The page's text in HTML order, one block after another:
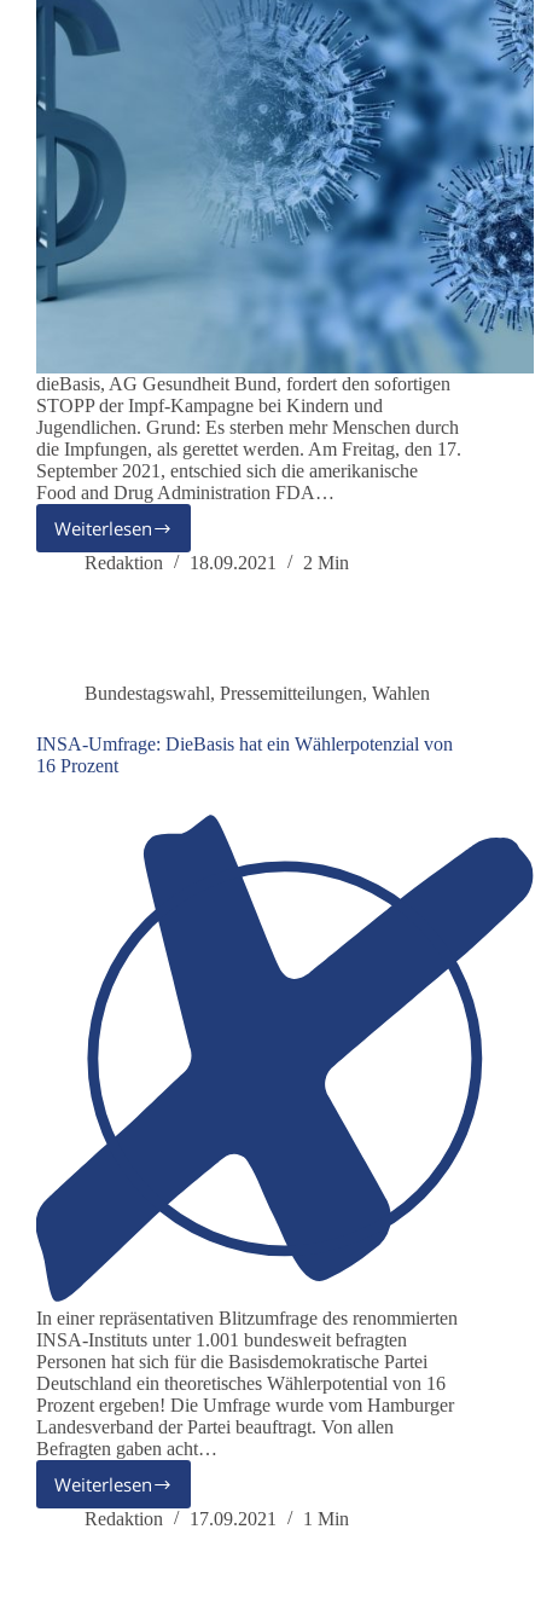
dieBasis, AG Gesundheit Bund, fordert den sofortigen
STOPP der Impf-Kampagne bei Kindern und
Jugendlichen. Grund: Es sterben mehr Menschen durch
die Impfungen, als gerettet werden. Am Freitag, den 17.
September 2021, entschied sich die amerikanische
Food and Drug Administration FDA…
Weiterlesen
„Pfizer
(Biontech)-
als
er
rettet!“
Redaktion 18.09.2021 2 Min
Bundestagswahl, Pressemitteilungen, Wahlen
INSA-Umfrage: DieBasis hat ein Wählerpotenzial von
16 Prozent
In einer repräsentativen Blitzumfrage des renommierten
INSA-Instituts unter 1.001 bundesweit befragten
Personen hat sich für die Basisdemokratische Partei
Deutschland ein theoretisches Wählerpotential von 16
Prozent ergeben! Die Umfrage wurde vom Hamburger
Landesverband der Partei beauftragt. Von allen
Befragten gaben acht…
Weiterlesen
INSA-
Umfrage:
Redaktion 17.09.2021 1 Min